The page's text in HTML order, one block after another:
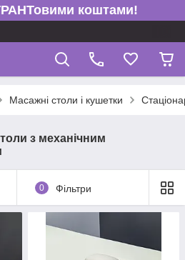
коштами!
Масажні столи і кушетки
з механічним
0 Фільтри